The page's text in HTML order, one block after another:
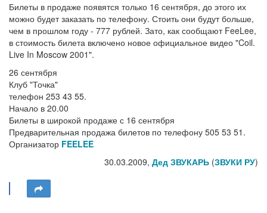
Билеты в продаже появятся только 16 сентября, до этого их
можно будет заказать по телефону. Стоить они будут больше,
чем в прошлом году - 777 рублей. Зато, как сообщают FeeLee,
в стоимость билета включено новое официальное видео "Coil.
Live In Moscow 2001".
26 сентября
Клуб "Точка"
телефон 253 43 55.
Начало в 20.00
Билеты в широкой продаже с 16 сентября
Предварительная продажа билетов по телефону 505 53 51.
Организатор FEELEE
30.03.2009, Дед ЗВУКАРЬ (ЗВУКИ РУ)